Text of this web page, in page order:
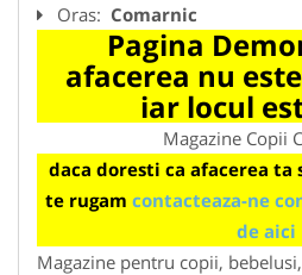
Oras: Comarnic
Pagina
afacerea nu
iar locul
Magazine Copii
daca doresti ca afacerea ta
te rugam contacteaza-ne
de aici
Magazine pentru copii,